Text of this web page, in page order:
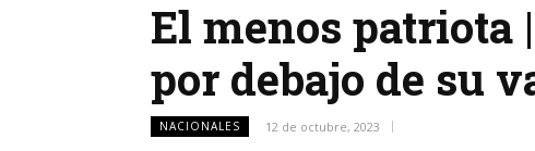
El menos patriota
por debajo de su
NACIONALES 12 de octubre, 2023